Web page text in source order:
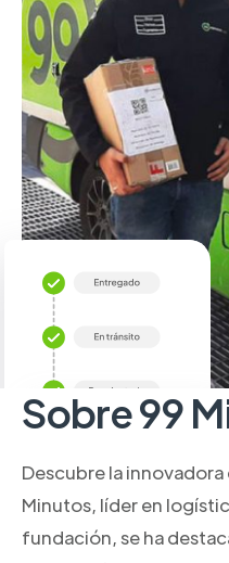
Sobre 99
Descubre la
Minutos, líder en
fundación, se ha